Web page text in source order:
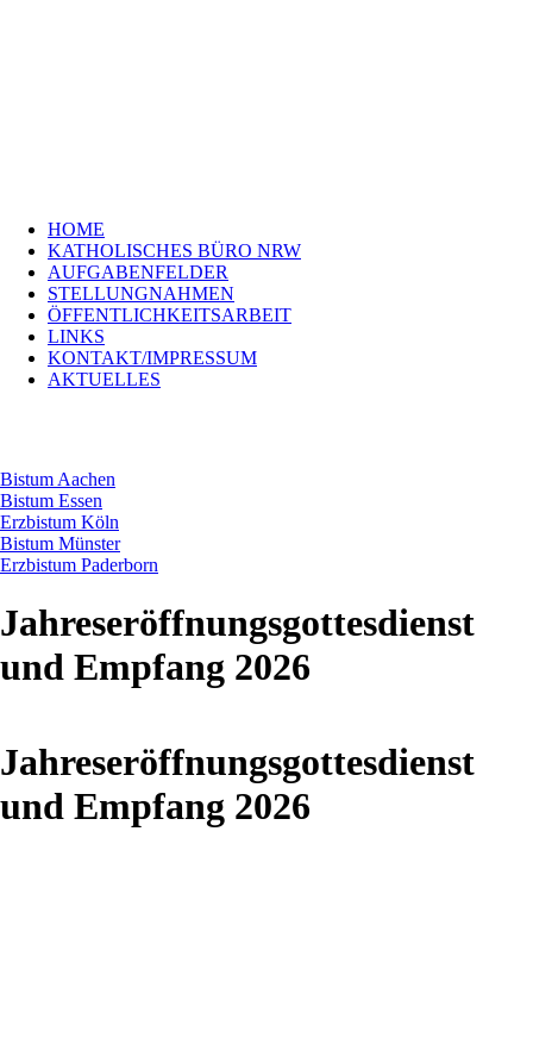
KONTAKT/IMPRESSUM
Bistum
Aachen
Bistum
Essen
Erzbistum
Köln
Bistum
Münster
überspringen
HOME
KATHOLISCHES BÜRO NRW
AUFGABENFELDER
STELLUNGNAHMEN
ÖFFENTLICHKEITSARBEIT
LINKS
KONTAKT/IMPRESSUM
AKTUELLES
Bistum Aachen
Bistum Essen
Erzbistum Köln
Bistum Münster
Erzbistum Paderborn
Jahreseröffnungsgottesdienst
und Empfang 2026
Jahreseröffnungsgottesdienst
und Empfang 2026